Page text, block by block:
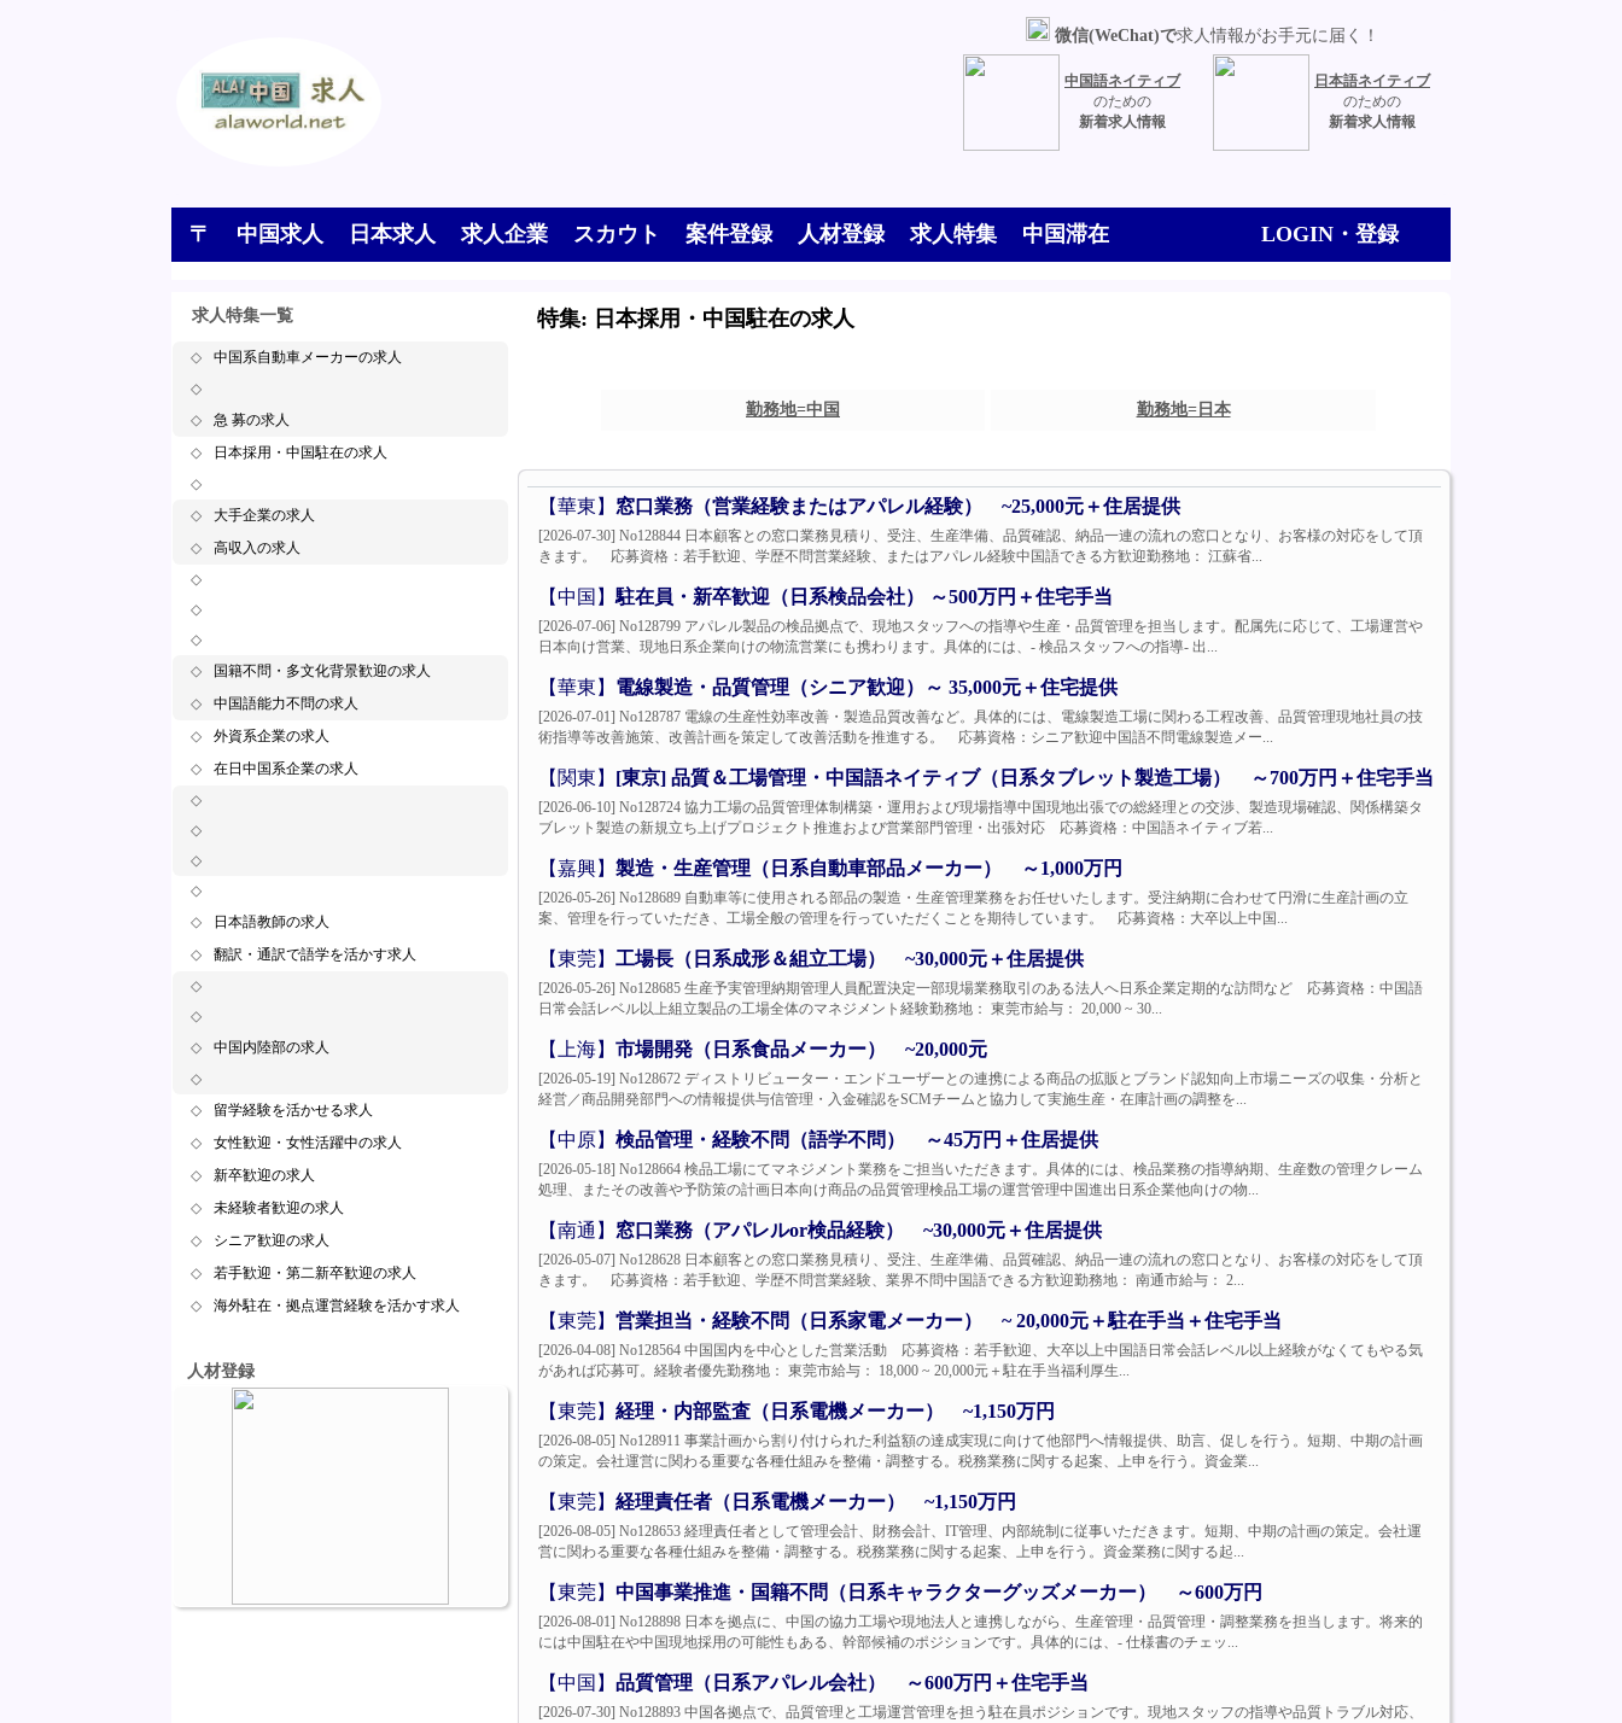
微信(WeChat)で求人情報がお手元に届く！
中国語ネイティブ
のための
新着求人情報
日本語ネイティブ
のための
新着求人情報
〒 中国求人 日本求人 求人企業 スカウト 案件登録 人材登録 求人特集 中国滞在 LOGIN・登録
求人特集一覧
◇
中国系自動車メーカーの求人
◇
◇
急 募の求人
◇
日本採用・中国駐在の求人
◇
◇
大手企業の求人
◇
高収入の求人
◇
◇
◇
◇
国籍不問・多文化背景歓迎の求人
◇
中国語能力不問の求人
◇
外資系企業の求人
◇
在日中国系企業の求人
◇
◇
◇
◇
◇
日本語教師の求人
◇
翻訳・通訳で語学を活かす求人
◇
◇
◇
中国内陸部の求人
◇
◇
留学経験を活かせる求人
◇
女性歓迎・女性活躍中の求人
◇
新卒歓迎の求人
◇
未経験者歓迎の求人
◇
シニア歓迎の求人
◇
若手歓迎・第二新卒歓迎の求人
◇
海外駐在・拠点運営経験を活かす求人
人材登録
特集: 日本採用・中国駐在の求人
勤務地=中国 勤務地=日本
【華東】 窓口業務（営業経験またはアパレル経験） ~25,000元＋住居提供
[2026-07-30] No128844 日本顧客との窓口業務見積り、受注、生産準備、品質確認、納品一連の流れの窓口となり、お客様の対応をして頂
きます。 応募資格：若手歓迎、学歴不問営業経験、またはアパレル経験中国語できる方歓迎勤務地： 江蘇省...
【中国】 駐在員・新卒歓迎（日系検品会社） ～500万円＋住宅手当
[2026-07-06] No128799 アパレル製品の検品拠点で、現地スタッフへの指導や生産・品質管理を担当します。配属先に応じて、工場運営や
日本向け営業、現地日系企業向けの物流営業にも携わります。具体的には、- 検品スタッフへの指導- 出...
【華東】 電線製造・品質管理（シニア歓迎）～ 35,000元＋住宅提供
[2026-07-01] No128787 電線の生産性効率改善・製造品質改善など。具体的には、電線製造工場に関わる工程改善、品質管理現地社員の技
術指導等改善施策、改善計画を策定して改善活動を推進する。 応募資格：シニア歓迎中国語不問電線製造メー...
【関東】 [東京] 品質＆工場管理・中国語ネイティブ（日系タブレット製造工場） ～700万円＋住宅手当
[2026-06-10] No128724 協力工場の品質管理体制構築・運用および現場指導中国現地出張での総経理との交渉、製造現場確認、関係構築タ
ブレット製造の新規立ち上げプロジェクト推進および営業部門管理・出張対応 応募資格：中国語ネイティブ若...
【嘉興】 製造・生産管理（日系自動車部品メーカー） ～1,000万円
[2026-05-26] No128689 自動車等に使用される部品の製造・生産管理業務をお任せいたします。受注納期に合わせて円滑に生産計画の立
案、管理を行っていただき、工場全般の管理を行っていただくことを期待しています。 応募資格：大卒以上中国...
【東莞】 工場長（日系成形＆組立工場） ~30,000元＋住居提供
[2026-05-26] No128685 生産予実管理納期管理人員配置決定一部現場業務取引のある法人へ日系企業定期的な訪問など 応募資格：中国語
日常会話レベル以上組立製品の工場全体のマネジメント経験勤務地： 東莞市給与： 20,000 ~ 30...
【上海】 市場開発（日系食品メーカー） ~20,000元
[2026-05-19] No128672 ディストリビューター・エンドユーザーとの連携による商品の拡販とブランド認知向上市場ニーズの収集・分析と
経営／商品開発部門への情報提供与信管理・入金確認をSCMチームと協力して実施生産・在庫計画の調整を...
【中原】 検品管理・経験不問（語学不問） ～45万円＋住居提供
[2026-05-18] No128664 検品工場にてマネジメント業務をご担当いただきます。具体的には、検品業務の指導納期、生産数の管理クレーム
処理、またその改善や予防策の計画日本向け商品の品質管理検品工場の運営管理中国進出日系企業他向けの物...
【南通】 窓口業務（アパレルor検品経験） ~30,000元＋住居提供
[2026-05-07] No128628 日本顧客との窓口業務見積り、受注、生産準備、品質確認、納品一連の流れの窓口となり、お客様の対応をして頂
きます。 応募資格：若手歓迎、学歴不問営業経験、業界不問中国語できる方歓迎勤務地： 南通市給与： 2...
【東莞】 営業担当・経験不問（日系家電メーカー） ~ 20,000元＋駐在手当＋住宅手当
[2026-04-08] No128564 中国国内を中心とした営業活動 応募資格：若手歓迎、大卒以上中国語日常会話レベル以上経験がなくてもやる気
があれば応募可。経験者優先勤務地： 東莞市給与： 18,000 ~ 20,000元＋駐在手当福利厚生...
【東莞】 経理・内部監査（日系電機メーカー） ~1,150万円
[2026-08-05] No128911 事業計画から割り付けられた利益額の達成実現に向けて他部門へ情報提供、助言、促しを行う。短期、中期の計画
の策定。会社運営に関わる重要な各種仕組みを整備・調整する。税務業務に関する起案、上申を行う。資金業...
【東莞】 経理責任者（日系電機メーカー） ~1,150万円
[2026-08-05] No128653 経理責任者として管理会計、財務会計、IT管理、内部統制に従事いただきます。短期、中期の計画の策定。会社運
営に関わる重要な各種仕組みを整備・調整する。税務業務に関する起案、上申を行う。資金業務に関する起...
【東莞】 中国事業推進・国籍不問（日系キャラクターグッズメーカー） ～600万円
[2026-08-01] No128898 日本を拠点に、中国の協力工場や現地法人と連携しながら、生産管理・品質管理・調整業務を担当します。将来的
には中国駐在や中国現地採用の可能性もある、幹部候補のポジションです。具体的には、- 仕様書のチェッ...
【中国】 品質管理（日系アパレル会社） ～600万円＋住宅手当
[2026-07-30] No128893 中国各拠点で、品質管理と工場運営管理を担う駐在員ポジションです。現地スタッフの指導や品質トラブル対応、